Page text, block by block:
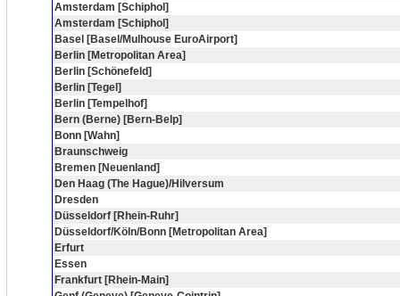
Amsterdam [Schiphol]
Amsterdam [Schiphol]
Basel [Basel/Mulhouse EuroAirport]
Berlin [Metropolitan Area]
Berlin [Schönefeld]
Berlin [Tegel]
Berlin [Tempelhof]
Bern (Berne) [Bern-Belp]
Bonn [Wahn]
Braunschweig
Bremen [Neuenland]
Den Haag (The Hague)/Hilversum
Dresden
Düsseldorf [Rhein-Ruhr]
Düsseldorf/Köln/Bonn [Metropolitan Area]
Erfurt
Essen
Frankfurt [Rhein-Main]